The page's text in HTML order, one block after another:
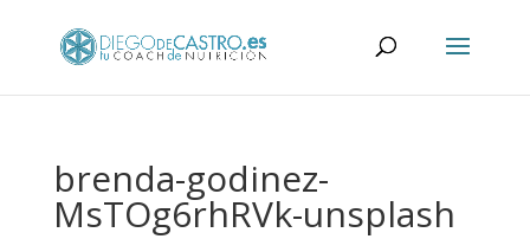
brenda-godinez-
MsTOg6rhRVk-unsplash